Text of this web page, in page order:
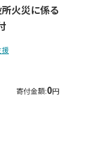
火災に係る
援
寄付金額:0円